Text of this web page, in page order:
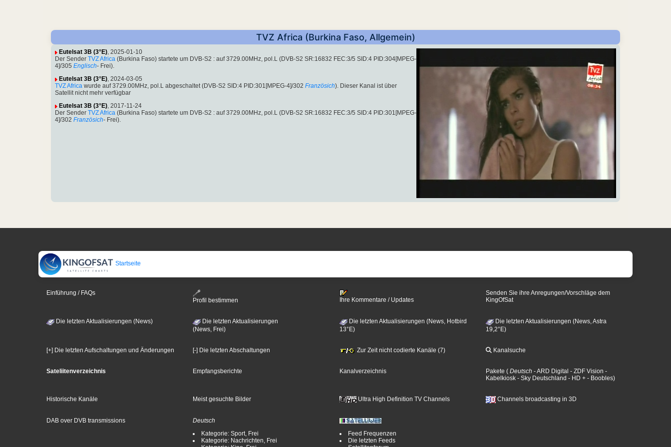
TVZ Africa (Burkina Faso, Allgemein)
Eutelsat 3B (3°E), 2025-01-10
Der Sender TVZ Africa (Burkina Faso) startete um DVB-S2 : auf 3729.00MHz, pol.L (DVB-S2 SR:16832 FEC:3/5 SID:4 PID:304[MPEG-
4]/305 Englisch- Frei).
Eutelsat 3B (3°E), 2024-03-05
TVZ Africa wurde auf 3729.00MHz, pol.L abgeschaltet (DVB-S2 SID:4 PID:301[MPEG-4]/302 Französich). Dieser Kanal ist über
Satellit nicht mehr verfügbar
Eutelsat 3B (3°E), 2017-11-24
Der Sender TVZ Africa (Burkina Faso) startete um DVB-S2 : auf 3729.00MHz, pol.L (DVB-S2 SR:16832 FEC:3/5 SID:4 PID:301[MPEG-
4]/302 Französich- Frei).
Startseite
Einführung / FAQs
Profil bestimmen
Ihre Kommentare / Updates
Senden Sie ihre Anregungen/Vorschläge dem
KingOfSat
Die letzten Aktualisierungen (News)
Die letzten Aktualisierungen
(News, Frei)
Die letzten Aktualisierungen (News, Hotbird
13°E)
Die letzten Aktualisierungen (News, Astra
19,2°E)
[+] Die letzten Aufschaltungen und Änderungen [-] Die letzten Abschaltungen Zur Zeit nicht codierte Kanäle (7) Kanalsuche
Sateliitenverzeichnis Empfangsberichte Kanalverzeichnis Pakete ( Deutsch - ARD Digital - ZDF Vision -
Kabelkiosk - Sky Deutschland - HD + - Boobles)
Historische Kanäle Meist gesuchte Bilder Ultra High Definition TV Channels Channels broadcasting in 3D
DAB over DVB transmissions
Deutsch
Kategorie: Sport, Frei
Kategorie: Nachrichten, Frei
Feed Frequenzen
Die letzten Feeds